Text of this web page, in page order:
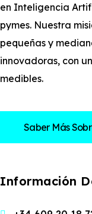
en Inteligencia
pymes. Nuestra
pequeñas y
innovadoras, con
medibles.
Saber Más
Información